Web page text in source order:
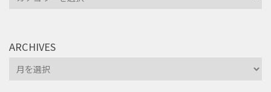
ARCHIVES
Archives